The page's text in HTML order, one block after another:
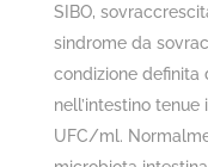
SIBO,
sindrome da
condizione definita
nell’intestino
UFC/ml.